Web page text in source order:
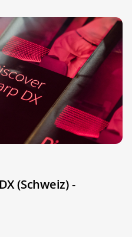
(Schweiz)-